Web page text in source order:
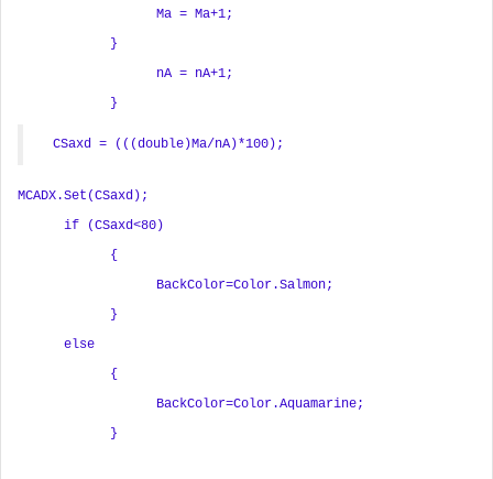
Ma = Ma+1;
}
nA = nA+1;
}
CSaxd = (((double)Ma/nA)*100);
MCADX.Set(CSaxd);
if (CSaxd<80)
{
BackColor=Color.Salmon;
}
else
{
BackColor=Color.Aquamarine;
}